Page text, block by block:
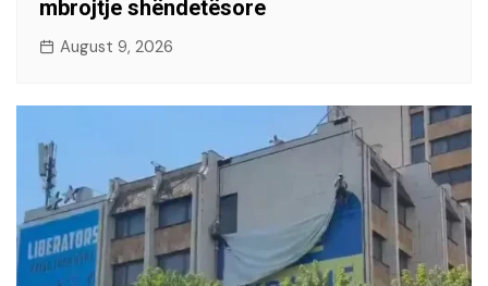
mbrojtje shëndetësore
August 9, 2026